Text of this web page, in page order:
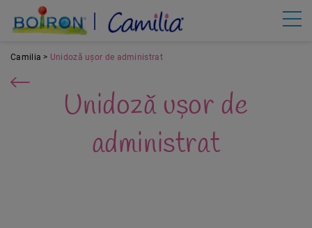
conţinutul
principal
Camilia Unidoză ușor de administrat
Unidoză ușor de
administrat